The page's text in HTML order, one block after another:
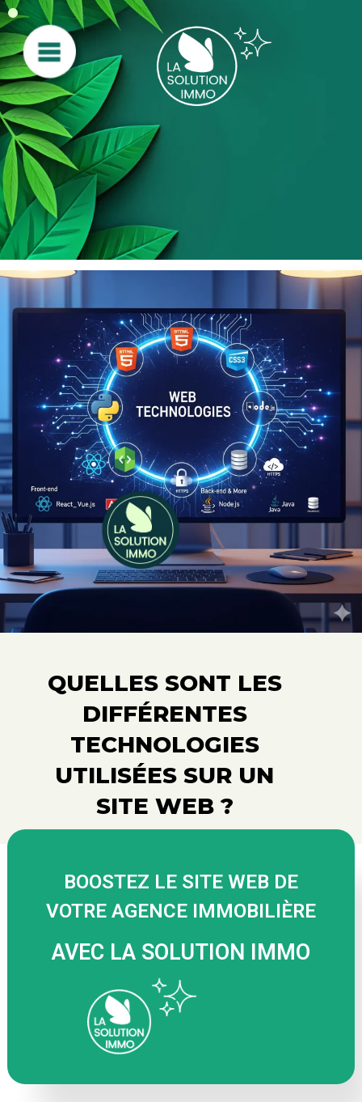
QUELLES SONT LES
DIFFÉRENTES
TECHNOLOGIES
UTILISÉES SUR UN
SITE WEB ?
BOOSTEZ LE SITE WEB DE
VOTRE AGENCE IMMOBILIÈRE
AVEC LA SOLUTION IMMO